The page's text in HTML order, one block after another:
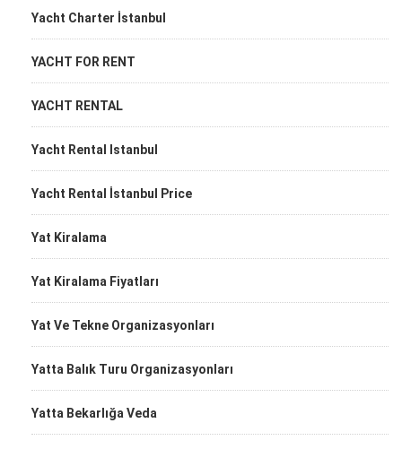
Yacht Charter İstanbul
YACHT FOR RENT
YACHT RENTAL
Yacht Rental Istanbul
Yacht Rental İstanbul Price
Yat Kiralama
Yat Kiralama Fiyatları
Yat Ve Tekne Organizasyonları
Yatta Balık Turu Organizasyonları
Yatta Bekarlığa Veda